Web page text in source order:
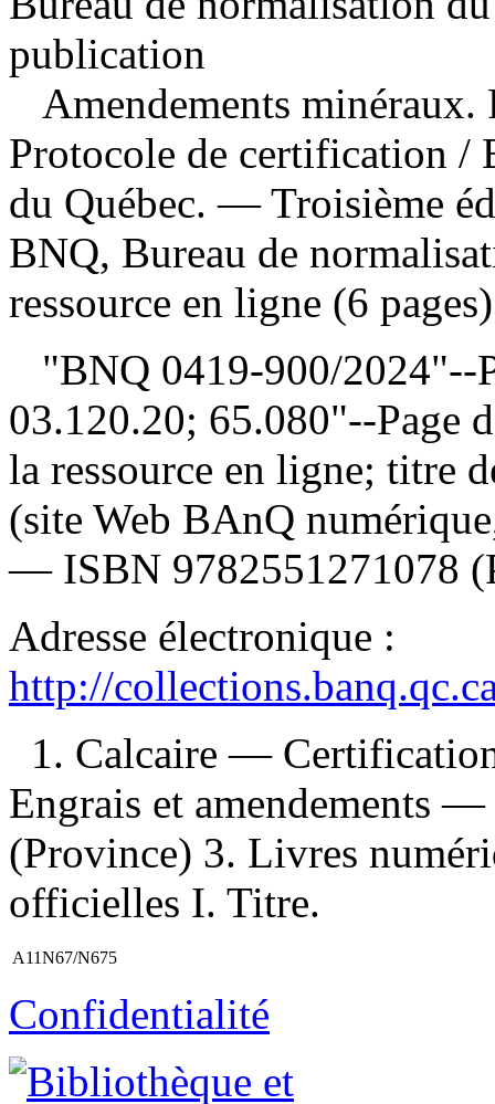
publication
Amendements minéraux.
Protocole de certification /
du Québec. — Troisième
BNQ, Bureau de
ressource en ligne (6
"BNQ 0419-900/2024"--
03.120.20; 65.080"--Page
la ressource en ligne; titre
(site Web BAnQ
— ISBN 9782551271078
Adresse électronique :
http://
1. Calcaire —
Engrais et amendements
(Province) 3. Livres
officielles I. Titre.
A11N67/N675
Confidentialité